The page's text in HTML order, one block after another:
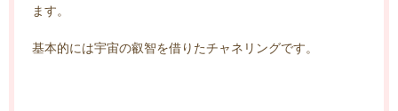
ます。
基本的には宇宙の叡智を借りたチャネリングです。